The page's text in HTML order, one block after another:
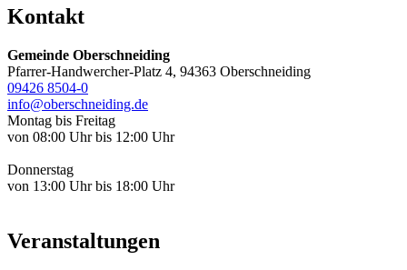
Kontakt
Gemeinde Oberschneiding
Pfarrer-Handwercher-Platz 4, 94363 Oberschneiding
09426 8504-0
info@oberschneiding.de
Montag bis Freitag
von 08:00 Uhr bis 12:00 Uhr
Donnerstag
von 13:00 Uhr bis 18:00 Uhr
Veranstaltungen